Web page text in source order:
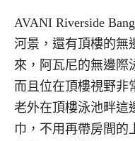
AVANI Riverside
河景，還有頂樓的無
來，阿瓦尼的無邊際
而且位在頂樓視野非
老外在頂樓泳池畔這
巾，不用再帶房間的